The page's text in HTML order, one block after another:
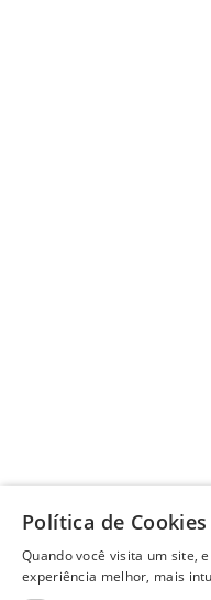
Política de Cookies
Quando você visita um site,
experiência melhor, mais